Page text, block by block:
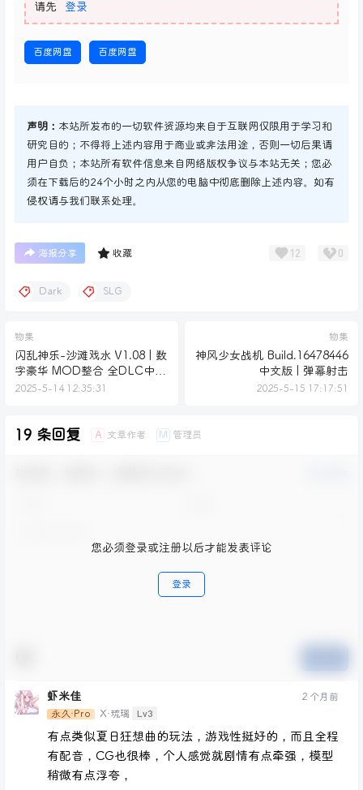
请先 登录
百度网盘 百度网盘
声明： 本站所发布的一切软件资源均来自于互联网仅限用于学习和
研究目的；不得将上述内容用于商业或非法用途，否则一切后果请
用户自负；本站所有软件信息来自网络版权争议与本站无关；您必
须在下载后的24个小时之内从您的电脑中彻底删除上述内容。如有
侵权请与我们联系处理。
海报分享 收藏 12 0
Dark SLG
物集
闪乱神乐-沙滩戏水 V1.08 | 数
字豪华 MOD整合 全DLC中文
版
2025-5-14 12:35:31
物集
神风少女战机 Build.16478446
中文版 | 弹幕射击
2025-5-15 17:17:51
19 条回复 A 文章作者 M 管理员
您必须登录或注册以后才能发表评论
登录
虾米佳
永久·Pro X·琉璃 Lv3
2 个月前
有点类似夏日狂想曲的玩法，游戏性挺好的，而且全程
有配音，CG也很棒，个人感觉就剧情有点牵强，模型
稍微有点浮夸，